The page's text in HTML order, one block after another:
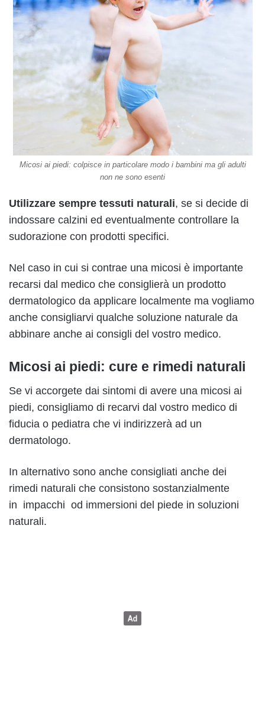
Micosi ai piedi: colpisce in particolare modo i bambini ma gli adulti
non ne sono esenti
Utilizzare sempre tessuti naturali, se si decide di
indossare calzini ed eventualmente controllare la
sudorazione con prodotti specifici.
Nel caso in cui si contrae una micosi è importante
recarsi dal medico che consiglierà un prodotto
dermatologico da applicare localmente ma vogliamo
anche consigliarvi qualche soluzione naturale da
abbinare anche ai consigli del vostro medico.
Micosi ai piedi: cure e rimedi naturali
Se vi accorgete dai sintomi di avere una micosi ai
piedi, consigliamo di recarvi dal vostro medico di
fiducia o pediatra che vi indirizzerà ad un
dermatologo.
In alternativo sono anche consigliati anche dei
rimedi naturali che consistono sostanzialmente
in impacchi od immersioni del piede in soluzioni
naturali.